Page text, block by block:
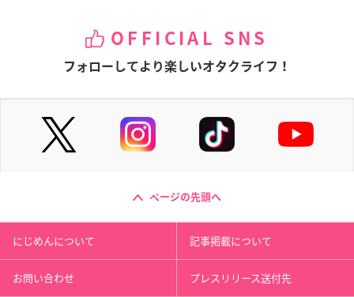
OFFICIAL SNS
フォローしてより楽しいオタクライフ！
ページの先頭へ
にじめんについて 記事掲載について
お問い合わせ プレスリリース送付先